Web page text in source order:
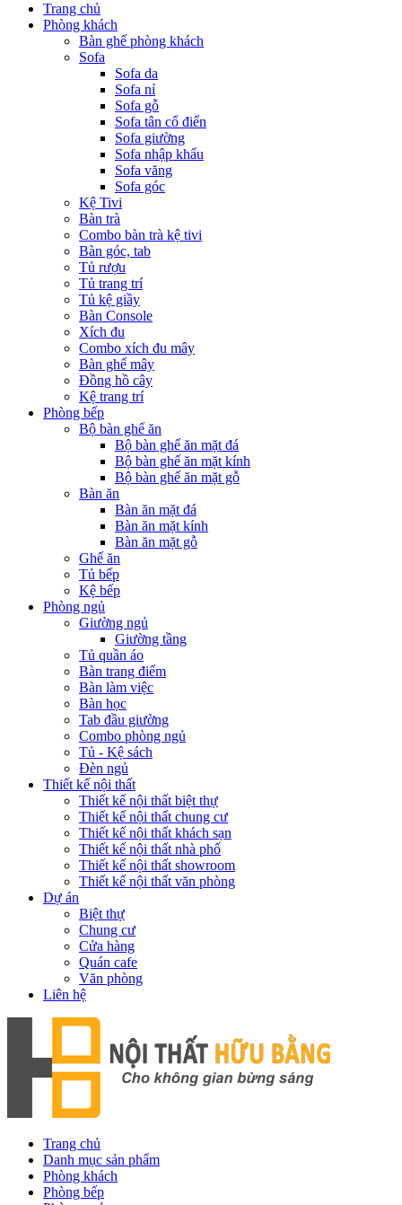
Trang chủ
Phòng khách
Bàn ghế phòng khách
Sofa
Sofa da
Sofa nỉ
Sofa gỗ
Sofa tân cổ điển
Sofa giường
Sofa nhập khẩu
Sofa văng
Sofa góc
Kệ Tivi
Bàn trà
Combo bàn trà kệ tivi
Bàn góc, tab
Tủ rượu
Tủ trang trí
Tủ kệ giầy
Bàn Console
Xích đu
Combo xích đu mây
Bàn ghế mây
Đồng hồ cây
Kệ trang trí
Phòng bếp
Bộ bàn ghế ăn
Bộ bàn ghế ăn mặt đá
Bộ bàn ghế ăn mặt kính
Bộ bàn ghế ăn mặt gỗ
Bàn ăn
Bàn ăn mặt đá
Bàn ăn mặt kính
Bàn ăn mặt gỗ
Ghế ăn
Tủ bếp
Kệ bếp
Phòng ngủ
Giường ngủ
Giường tầng
Tủ quần áo
Bàn trang điểm
Bàn làm việc
Bàn học
Tab đầu giường
Combo phòng ngủ
Tủ - Kệ sách
Đèn ngủ
Thiết kế nội thất
Thiết kế nội thất biệt thự
Thiết kế nội thất chung cư
Thiết kế nội thất khách sạn
Thiết kế nội thất nhà phố
Thiết kế nội thất showroom
Thiết kế nội thất văn phòng
Dự án
Biệt thự
Chung cư
Cửa hàng
Quán cafe
Văn phòng
Liên hệ
Trang chủ
Danh mục sản phẩm
Phòng khách
Phòng bếp